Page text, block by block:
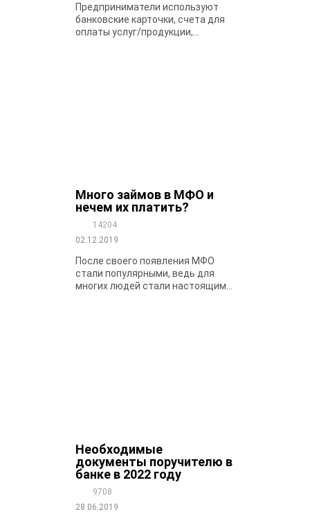
Предприниматели используют
банковские карточки, счета для
оплаты услуг/продукции,...
Много займов в МФО и
нечем их платить?
14204
02.12.2019
После своего появления МФО
стали популярными, ведь для
многих людей стали настоящим...
Необходимые
документы поручителю в
банке в 2022 году
9708
28.06.2019